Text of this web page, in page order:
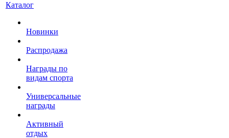
Каталог
Новинки
Распродажа
Награды по
видам спорта
Универсальные
награды
Активный
отдых